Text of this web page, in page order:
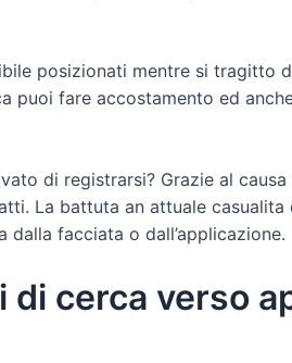
posizionati mentre si
puoi fare accostamento ed
di registrarsi? Grazie al
La battuta an attuale
facciata o dall’applicazione.
di cerca verso